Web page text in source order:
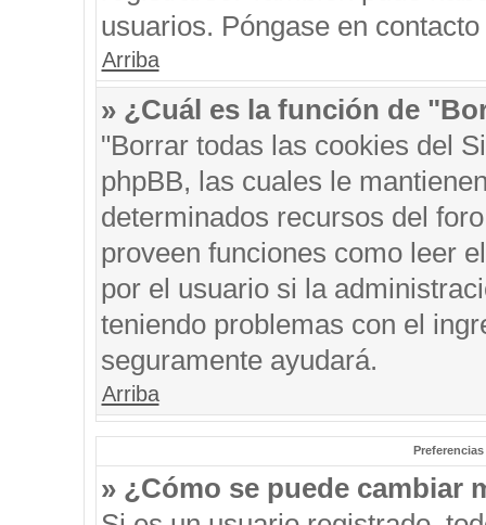
usuarios. Póngase en
Arriba
» ¿Cuál es la función de
"Borrar todas las cookies del
phpBB, las cuales le
determinados recursos del
proveen funciones como leer
por el usuario si la
teniendo problemas con el
seguramente ayudará.
Arriba
» ¿Cómo se puede cambiar